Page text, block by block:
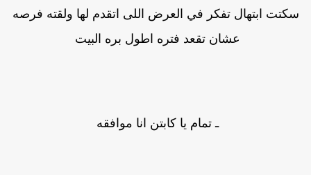
سكتت ابتهال تفكر في العرض اللى اتقدم لها ولقته فرصه
عشان تقعد فتره اطول بره البيت
ـ تمام يا كابتن انا موافقه